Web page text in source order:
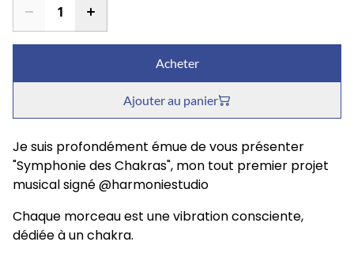
Acheter
Ajouter au panier
Je suis profondément émue de vous présenter
"Symphonie des Chakras", mon tout premier projet
musical signé @harmoniestudio
Chaque morceau est une vibration consciente,
dédiée à un chakra.